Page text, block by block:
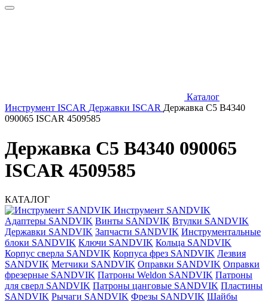
Каталог
Инструмент ISCAR Державки ISCAR Державка C5 B4340
090065 ISCAR 4509585
Державка C5 B4340 090065
ISCAR 4509585
КАТАЛОГ
Инструмент SANDVIK
Адаптеры SANDVIK Винты SANDVIK Втулки SANDVIK
Державки SANDVIK Запчасти SANDVIK Инструментальные
блоки SANDVIK Ключи SANDVIK Кольца SANDVIK
Корпус сверла SANDVIK Корпуса фрез SANDVIK Лезвия
SANDVIK Метчики SANDVIK Оправки SANDVIK Оправки
фрезерные SANDVIK Патроны Weldon SANDVIK Патроны
для сверл SANDVIK Патроны цанговые SANDVIK Пластины
SANDVIK Рычаги SANDVIK Фрезы SANDVIK Шайбы